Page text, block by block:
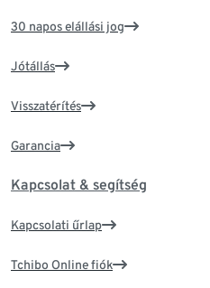
30 napos elállási jog
Jótállás
Visszatérítés
Garancia
Kapcsolat & segítség
Kapcsolati űrlap
Tchibo Online fiók